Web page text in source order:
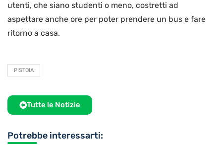
utenti, che siano studenti o meno, costretti ad
aspettare anche ore per poter prendere un bus e fare
ritorno a casa.
PISTOIA
Tutte le Notizie
Potrebbe interessarti: